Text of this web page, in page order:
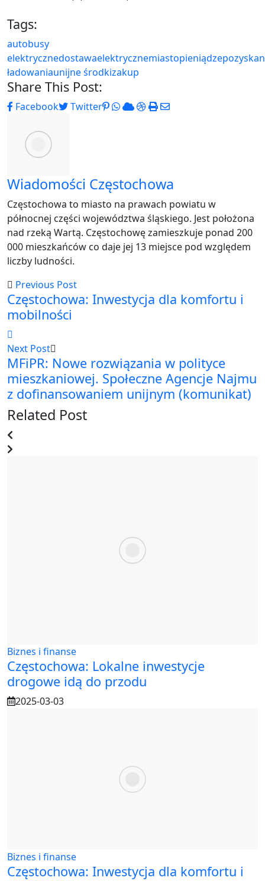
Tags:
autobusy
elektrycznedostawaelektrycznemiastopieniądze
ładowaniaunijne środkizakup
Share This Post:
Facebook Twitter Pinterest
Whatsapp
CloudStumbleUpon
PrintShare
Wiadomości Częstochowa
Częstochowa to miasto na prawach powiatu w
północnej części województwa śląskiego. Jest położona
nad rzeką Wartą. Częstochowę zamieszkuje ponad 200
000 mieszkańców co daje jej 13 miejsce pod względem
liczby ludności.
Previous Post
Częstochowa: Inwestycja dla komfortu i
mobilności
Next Post
MFiPR: Nowe rozwiązania w polityce
mieszkaniowej. Społeczne Agencje Najmu
z dofinansowaniem unijnym (komunikat)
Related Post
Biznes i finanse
Częstochowa: Lokalne inwestycje
drogowe idą do przodu
2025-03-03
Biznes i finanse
Częstochowa: Inwestycja dla komfortu i